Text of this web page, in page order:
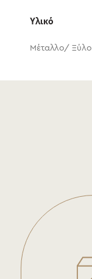
Υλικό
Μέταλλο/ Ξύλο